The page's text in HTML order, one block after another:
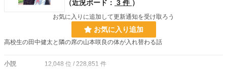
（近況ボード： 3 件 ）
お気に入りに追加して更新通知を受け取ろう
お気に入り追加
高校生の田中健太と隣の席の山本咲良の体が入れ替わる話
小説 12,048 位 / 228,851 件